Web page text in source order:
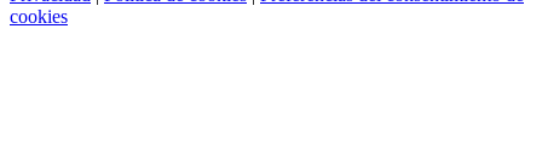
cookies